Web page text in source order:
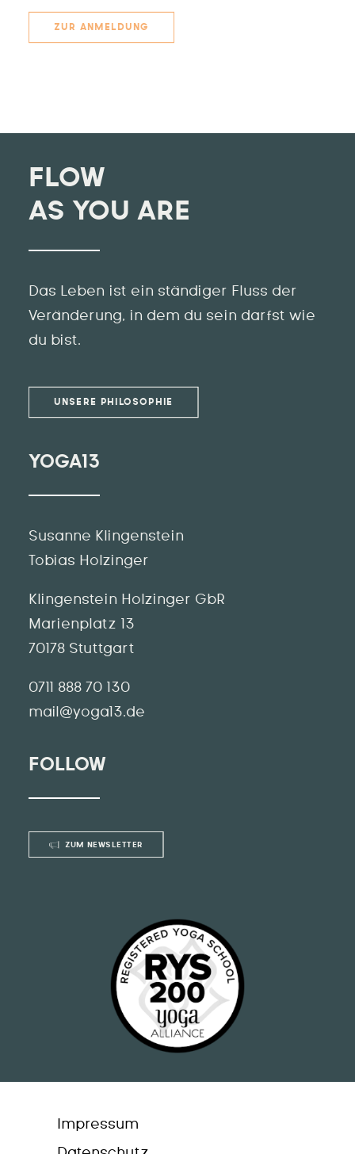
ZUR ANMELDUNG
FLOW
AS YOU ARE
Das Leben ist ein ständiger Fluss der
Veränderung, in dem du sein darfst wie
du bist.
UNSERE PHILOSOPHIE
YOGA13
Susanne Klingenstein
Tobias Holzinger
Klingenstein Holzinger GbR
Marienplatz 13
70178 Stuttgart
0711 888 70 130
mail@yoga13.de
FOLLOW
ZUM NEWSLETTER
Impressum